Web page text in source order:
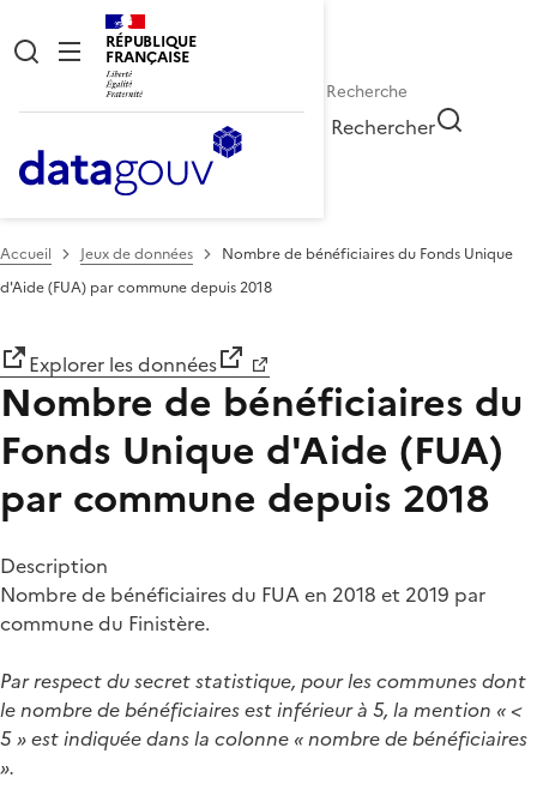
RÉPUBLIQUE
FRANÇAISE
Rechercher
Accueil Jeux de données
Nombre de bénéficiaires du Fonds Unique
d'Aide (FUA) par commune depuis 2018
Explorer les données
Nombre de bénéficiaires du
Fonds Unique d'Aide (FUA)
par commune depuis 2018
Description
Nombre de bénéficiaires du FUA en 2018 et 2019 par
commune du Finistère.
Par respect du secret statistique, pour les communes dont
le nombre de bénéficiaires est inférieur à 5, la mention « <
5 » est indiquée dans la colonne « nombre de bénéficiaires
».